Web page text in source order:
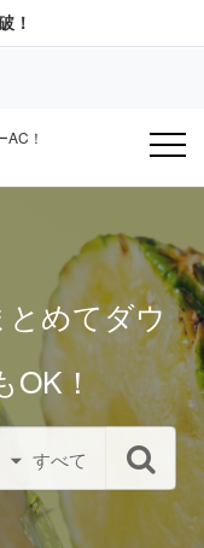
！
AC！
めてダウ
OK！
すべて